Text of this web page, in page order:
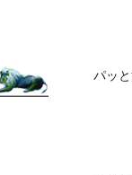
パッ